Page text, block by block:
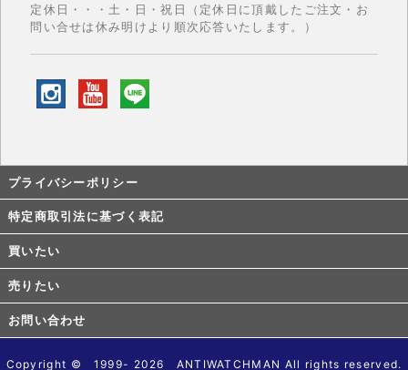
定休日・・・土・日・祝日（定休日に頂戴したご注文・お
問い合せは休み明けより順次応答いたします。）
プライバシーポリシー
特定商取引法に基づく表記
買いたい
売りたい
お問い合わせ
Copyright © 1999- 2026 ANTIWATCHMAN All rights reserved.